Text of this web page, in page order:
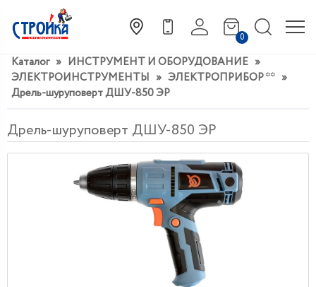
0
Каталог » ИНСТРУМЕНТ И ОБОРУДОВАНИЕ »
ЭЛЕКТРОИНСТРУМЕНТЫ » ЭЛЕКТРОПРИБОР ** »
Дрель-шуруповерт ДШУ-850 ЭР
Дрель-шуруповерт ДШУ-850 ЭР